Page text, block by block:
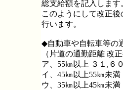
総支給額を記入します
このようにして改正
行います。
◆自動車や自転車等の
（片道の通勤距離 改
ア、55㎞以上 ３１,６
イ、45㎞以上55㎞未満
ウ、35㎞以上45㎞未満